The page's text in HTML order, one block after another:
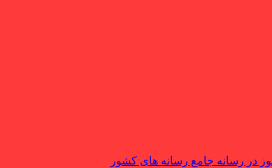
در رسانه جامع رسانه های کشور